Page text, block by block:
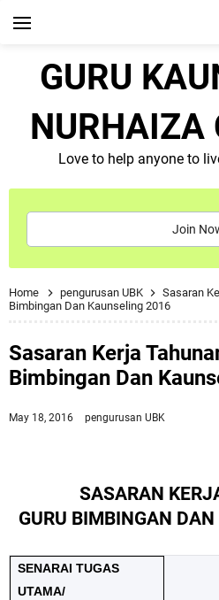
GURU
NURHAIZA
Love to help anyone to
Join
Home pengurusan UBK
Sasaran
Bimbingan Dan Kaunseling 2016
Sasaran Kerja
Bimbingan Dan
May 18, 2016 pengurusan UBK
SASARAN
GURU BIMBINGAN
SENARAI TUGAS
UTAMA/